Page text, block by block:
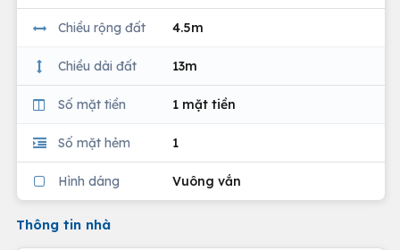
Chiều rộng đất 4.5m
Chiều dài đất 13m
Số mặt tiền 1 mặt tiền
Số mặt hẻm 1
Hình dáng Vuông vắn
Thông tin nhà